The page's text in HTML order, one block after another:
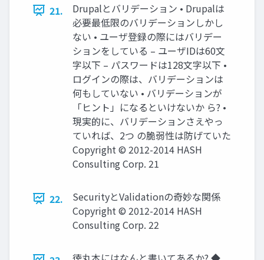
21.
Drupalとバリデーション • Drupalは
必要最低限のバリデーションしかし
ない • ユーザ登録の際にはバリデー
ションをしている – ユーザIDは60文
字以下 – パスワードは128文字以下 •
ログインの際は、バリデーションは
何もしていない • バリデーションが
「ヒント」になるといけないか ら? •
現実的に、バリデーションさえやっ
ていれば、2つ の脆弱性は防げていた
Copyright © 2012-2014 HASH
Consulting Corp. 21
22.
SecurityとValidationの奇妙な関係
Copyright © 2012-2014 HASH
Consulting Corp. 22